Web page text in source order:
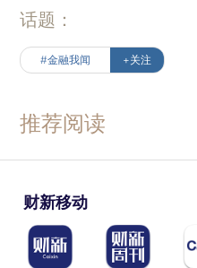
话题：
#金融我闻 +关注
推荐阅读
财新移动